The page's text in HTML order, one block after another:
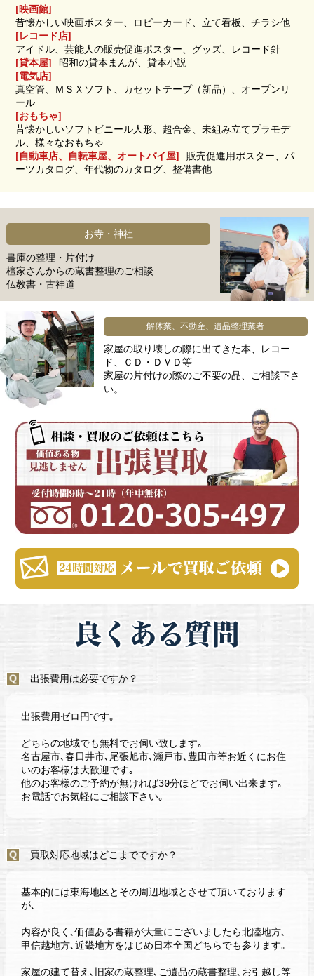
[映画館]
昔懐かしい映画ポスター、ロビーカード、立て看板、チラシ他
[レコード店]
アイドル、芸能人の販売促進ポスター、グッズ、レコード針
[貸本屋]
昭和の貸本まんが、貸本小説
[電気店]
真空管、ＭＳＸソフト、カセットテープ（新品）、オープンリ
ール
[おもちゃ]
昔懐かしいソフトビニール人形、超合金、未組み立てプラモデ
ル、様々なおもちゃ
[自動車店、自転車屋、オートバイ屋]
販売促進用ポスター、パ
ーツカタログ、年代物のカタログ、整備書他
お寺・神社
書庫の整理・片付け
檀家さんからの蔵書整理のご相談
仏教書・古神道
解体業、不動産、遺品整理業者
家屋の取り壊しの際に出てきた本、レコー
ド、ＣＤ・ＤＶＤ等
家屋の片付けの際のご不要の品、ご相談下さ
い。
出張費用は必要ですか？
出張費用ゼロ円です｡
どちらの地域でも無料でお伺い致します｡
名古屋市､春日井市､尾張旭市､瀬戸市､豊田市等お近くにお住
いのお客様は大歓迎です｡
他のお客様のご予約が無ければ30分ほどでお伺い出来ます｡
お電話でお気軽にご相談下さい｡
買取対応地域はどこまでですか？
基本的には東海地区とその周辺地域とさせて頂いております
が､
内容が良く､価値ある書籍が大量にございましたら北陸地方､
甲信越地方､近畿地方をはじめ日本全国どちらでも参ります｡
家屋の建て替え､旧家の蔵整理､ご遺品の蔵書整理､お引越し等